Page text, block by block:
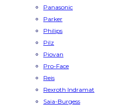
Panasonic
Parker
Philips
Pilz
Piovan
Pro-Face
Reis
Rexroth Indramat
Saia-Burgess